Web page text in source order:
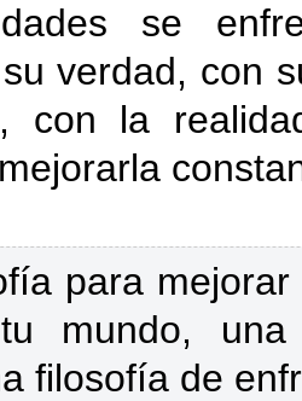
se
verdad, con
con la
para
mundo,
filosofía de